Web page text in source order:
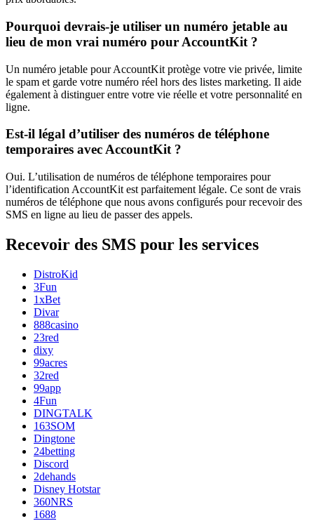
Pourquoi devrais-je utiliser un numéro jetable au
lieu de mon vrai numéro pour AccountKit ?
Un numéro jetable pour AccountKit protège votre vie privée, limite
le spam et garde votre numéro réel hors des listes marketing. Il aide
également à distinguer entre votre vie réelle et votre personnalité en
ligne.
Est-il légal d’utiliser des numéros de téléphone
temporaires avec AccountKit ?
Oui. L’utilisation de numéros de téléphone temporaires pour
l’identification AccountKit est parfaitement légale. Ce sont de vrais
numéros de téléphone que nous avons configurés pour recevoir des
SMS en ligne au lieu de passer des appels.
Recevoir des SMS pour les services
DistroKid
3Fun
1xBet
Divar
888casino
23red
dixy
99acres
32red
99app
4Fun
DINGTALK
163SOM
Dingtone
24betting
Discord
2dehands
Disney Hotstar
360NRS
1688